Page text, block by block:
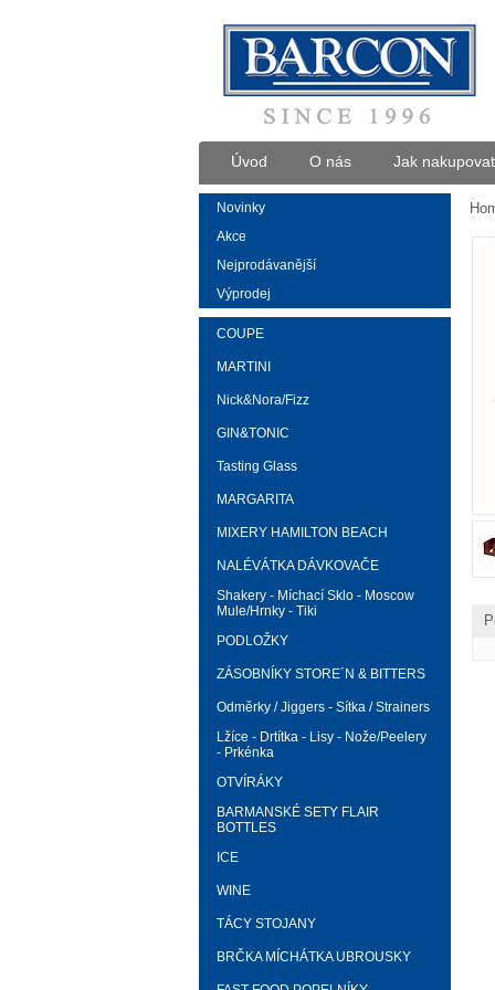
Úvod O nás Jak nakupovat
Novinky
Akce
Nejprodávanější
Výprodej
COUPE
MARTINI
Nick&Nora/Fizz
GIN&TONIC
Tasting Glass
MARGARITA
MIXERY HAMILTON BEACH
NALÉVÁTKA DÁVKOVAČE
Shakery - Míchací Sklo - Moscow
Mule/Hrnky - Tiki
PODLOŽKY
ZÁSOBNÍKY STORE´N & BITTERS
Odměrky / Jiggers - Sítka / Strainers
Lžíce - Drtítka - Lisy - Nože/Peelery
- Prkénka
OTVÍRÁKY
BARMANSKÉ SETY FLAIR
BOTTLES
ICE
WINE
TÁCY STOJANY
BRČKA MÍCHÁTKA UBROUSKY